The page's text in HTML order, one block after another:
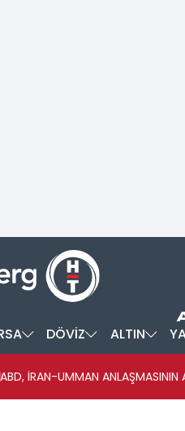
DÖVİZ ALTIN
ABD, İRAN-UMMAN ANLAŞMASININ